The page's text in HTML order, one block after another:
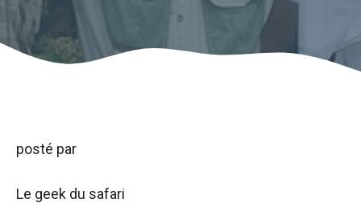
posté par
Le geek du safari